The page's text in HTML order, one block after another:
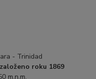
- Trinidad
založeno roku 1869
m.n.m.